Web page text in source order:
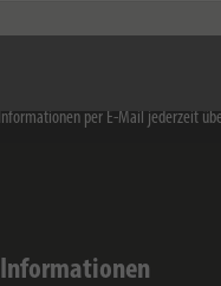
eine werbliche Ansprache zu
Informationen per E-Mail jederzeit
Informationen